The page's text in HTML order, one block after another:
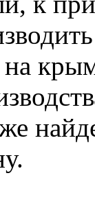
на